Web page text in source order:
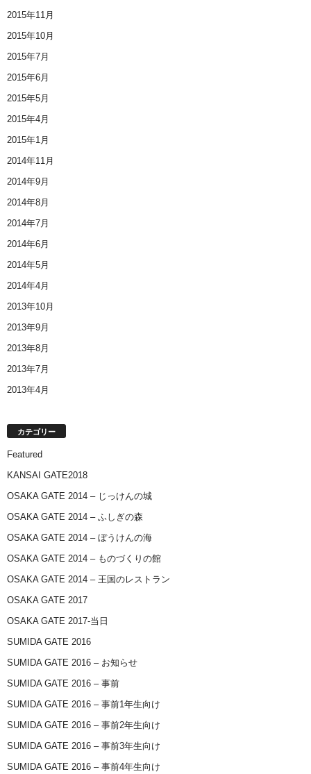
2015年11月
2015年10月
2015年7月
2015年6月
2015年5月
2015年4月
2015年1月
2014年11月
2014年9月
2014年8月
2014年7月
2014年6月
2014年5月
2014年4月
2013年10月
2013年9月
2013年8月
2013年7月
2013年4月
カテゴリー
Featured
KANSAI GATE2018
OSAKA GATE 2014 – じっけんの城
OSAKA GATE 2014 – ふしぎの森
OSAKA GATE 2014 – ぼうけんの海
OSAKA GATE 2014 – ものづくりの館
OSAKA GATE 2014 – 王国のレストラン
OSAKA GATE 2017
OSAKA GATE 2017-当日
SUMIDA GATE 2016
SUMIDA GATE 2016 – お知らせ
SUMIDA GATE 2016 – 事前
SUMIDA GATE 2016 – 事前1年生向け
SUMIDA GATE 2016 – 事前2年生向け
SUMIDA GATE 2016 – 事前3年生向け
SUMIDA GATE 2016 – 事前4年生向け